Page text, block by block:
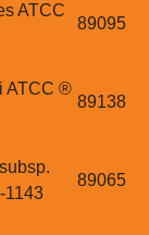
ATCC
89095
ATCC ®
89138
1143
89065